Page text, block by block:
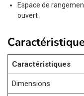
Espace de
ouvert
Caractéristiques
Dimensions